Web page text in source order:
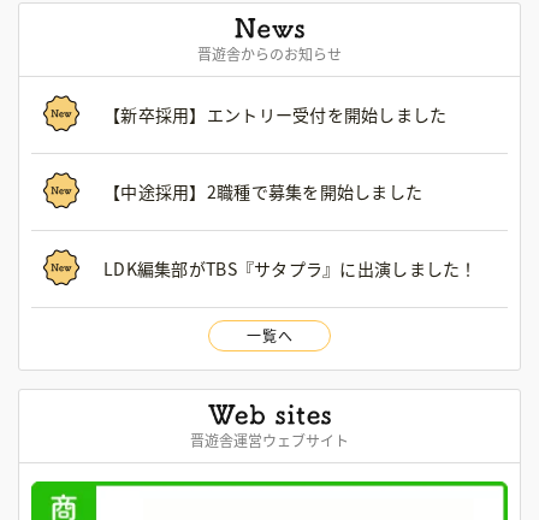
晋遊舎からのお知らせ
【新卒採用】エントリー受付を開始しました
【中途採用】2職種で募集を開始しました
LDK編集部がTBS『サタプラ』に出演しました！
一覧へ
晋遊舎運営ウェブサイト